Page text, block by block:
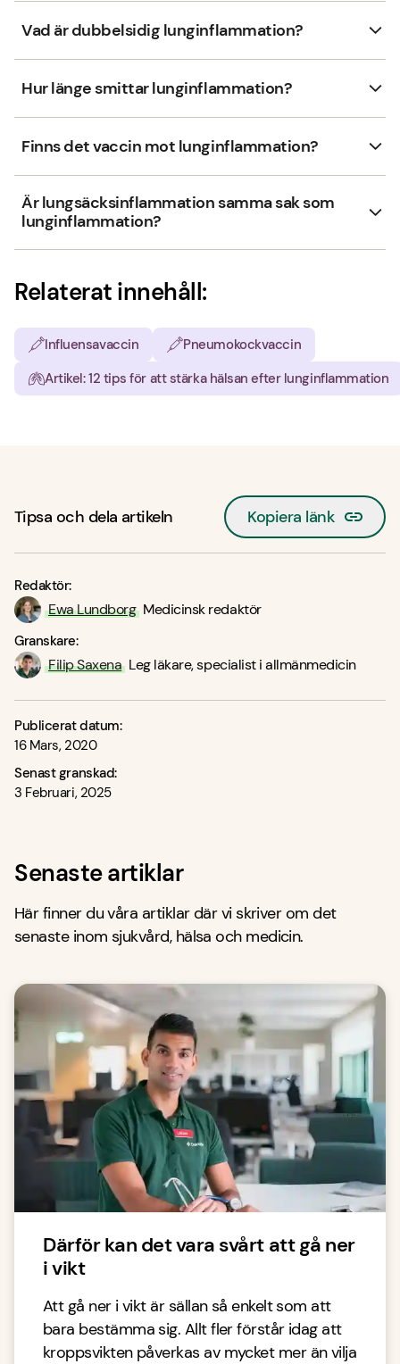
Vad är dubbelsidig lunginflammation?
Hur länge smittar lunginflammation?
Finns det vaccin mot lunginflammation?
Är lungsäcksinflammation samma sak som
lunginflammation?
Relaterat innehåll:
Influensavaccin
Pneumokockvaccin
Artikel: 12 tips för att stärka hälsan efter lunginflammation
Tipsa och dela artikeln Kopiera länk
Redaktör:
Ewa Lundborg Medicinsk redaktör
Granskare:
Filip Saxena Leg läkare, specialist i allmänmedicin
Publicerat datum:
16 Mars, 2020
Senast granskad:
3 Februari, 2025
Senaste artiklar
Här finner du våra artiklar där vi skriver om det
senaste inom sjukvård, hälsa och medicin.
Därför kan det vara svårt att gå ner
i vikt
Att gå ner i vikt är sällan så enkelt som att
bara bestämma sig. Allt fler förstår idag att
kroppsvikten påverkas av mycket mer än vilja